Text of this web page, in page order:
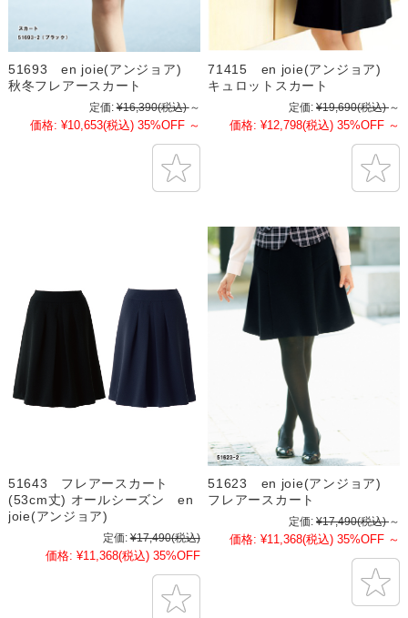
51693 en joie(アンジョア)
秋冬フレアースカート
定価: ¥16,390(税込) ～
価格: ¥10,653(税込) 35%OFF ～
71415 en joie(アンジョア)
キュロットスカート
定価: ¥19,690(税込) ～
価格: ¥12,798(税込) 35%OFF ～
51643 フレアースカート
(53cm丈) オールシーズン en
joie(アンジョア)
定価: ¥17,490(税込)
価格: ¥11,368(税込) 35%OFF
51623 en joie(アンジョア)
フレアースカート
定価: ¥17,490(税込) ～
価格: ¥11,368(税込) 35%OFF ～